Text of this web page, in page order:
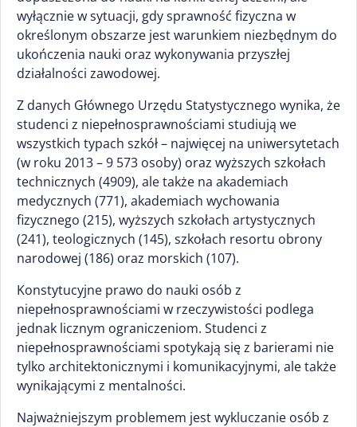
wyłącznie w sytuacji, gdy sprawność fizyczna w
określonym obszarze jest warunkiem niezbędnym do
ukończenia nauki oraz wykonywania przyszłej
działalności zawodowej.
Z danych Głównego Urzędu Statystycznego wynika, że
studenci z niepełnosprawnościami studiują we
wszystkich typach szkół – najwięcej na uniwersytetach
(w roku 2013 – 9 573 osoby) oraz wyższych szkołach
technicznych (4909), ale także na akademiach
medycznych (771), akademiach wychowania
fizycznego (215), wyższych szkołach artystycznych
(241), teologicznych (145), szkołach resortu obrony
narodowej (186) oraz morskich (107).
Konstytucyjne prawo do nauki osób z
niepełnosprawnościami w rzeczywistości podlega
jednak licznym ograniczeniom. Studenci z
niepełnosprawnościami spotykają się z barierami nie
tylko architektonicznymi i komunikacyjnymi, ale także
wynikającymi z mentalności.
Najważniejszym problemem jest wykluczanie osób z